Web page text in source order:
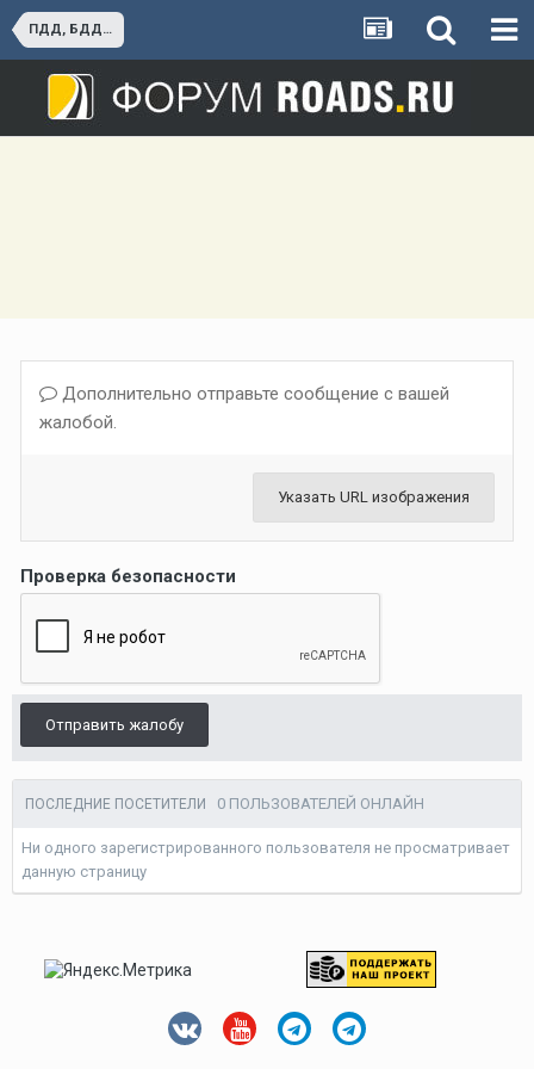
ПДД, БДД, штрафы
Дополнительно отправьте сообщение с вашей
жалобой.
Указать URL изображения
Проверка безопасности
Отправить жалобу
ПОСЛЕДНИЕ ПОСЕТИТЕЛИ 0 ПОЛЬЗОВАТЕЛЕЙ ОНЛАЙН
Ни одного зарегистрированного пользователя не просматривает
данную страницу